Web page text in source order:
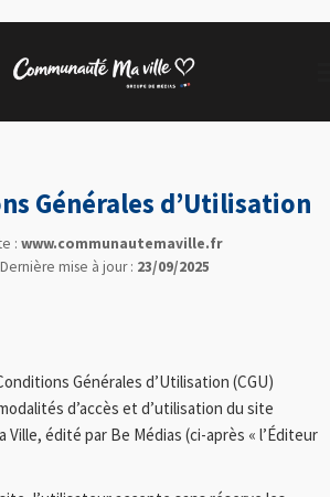
Générales d’Utilisation
: www.communautemaville.fr
Dernière mise à jour : 23/09/2025
Générales d’Utilisation (CGU)
d’accès et d’utilisation du site
Ville, édité par Be Médias (ci-après « l’Éditeur